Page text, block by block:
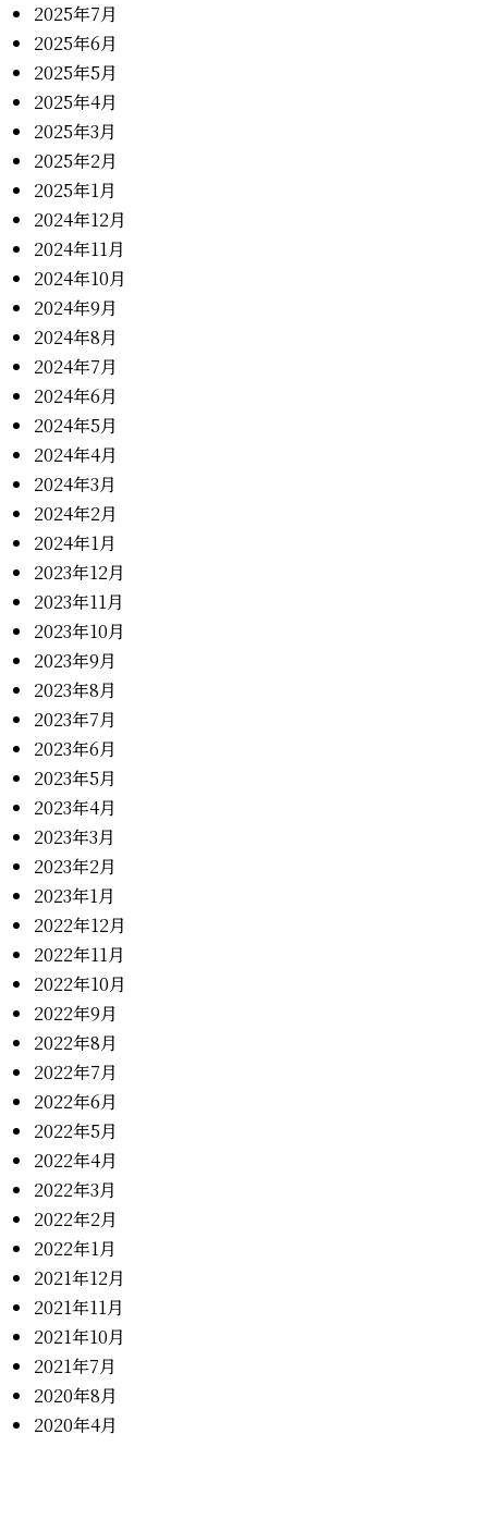
2025年7月
2025年6月
2025年5月
2025年4月
2025年3月
2025年2月
2025年1月
2024年12月
2024年11月
2024年10月
2024年9月
2024年8月
2024年7月
2024年6月
2024年5月
2024年4月
2024年3月
2024年2月
2024年1月
2023年12月
2023年11月
2023年10月
2023年9月
2023年8月
2023年7月
2023年6月
2023年5月
2023年4月
2023年3月
2023年2月
2023年1月
2022年12月
2022年11月
2022年10月
2022年9月
2022年8月
2022年7月
2022年6月
2022年5月
2022年4月
2022年3月
2022年2月
2022年1月
2021年12月
2021年11月
2021年10月
2021年7月
2020年8月
2020年4月